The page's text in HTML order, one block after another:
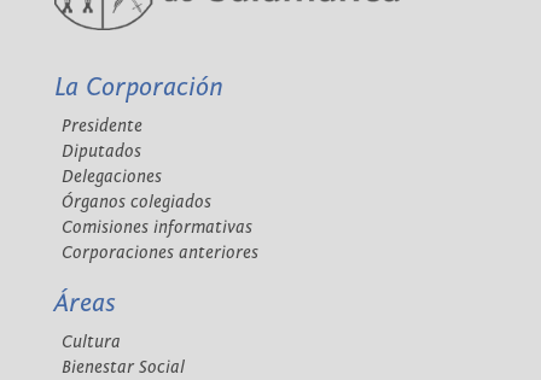
La Corporación
Presidente
Diputados
Delegaciones
Órganos colegiados
Comisiones informativas
Corporaciones anteriores
Áreas
Cultura
Bienestar Social